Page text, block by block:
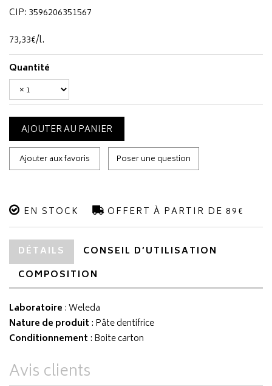
CIP: 3596206351567
73,33€/l.
Quantité
AJOUTER AU PANIER
Ajouter aux favoris Poser une question
EN STOCK OFFERT À PARTIR DE 89€
DÉTAILS
CONSEIL D’UTILISATION
COMPOSITION
Laboratoire :Weleda
Nature de produit : Pâte dentifrice
Conditionnement : Boite carton
Avis clients